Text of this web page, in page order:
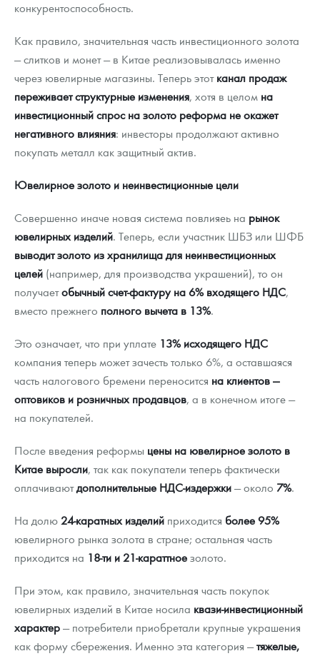
конкурентоспособность.
Как правило, значительная часть инвестиционного золота
— слитков и монет — в Китае реализовывалась именно
через ювелирные магазины. Теперь этотканал продаж
переживает структурные изменения, хотя в целом на
инвестиционный спрос на золото реформа не окажет
негативного влияния: инвесторы продолжают активно
покупать металл как защитный актив.
Ювелирное золото и неинвестиционные цели
Совершенно иначе новая система повлияеь на рынок
ювелирных изделий. Теперь, если участник ШБЗ или ШФБ
выводит золото из хранилища для неинвестиционных
целей (например, для производства украшений), то он
получаетобычный счет-фактуру на 6% входящего НДС,
вместо прежнего полного вычета в 13%.
Это означает, что при уплате 13% исходящего НДС
компания теперь может зачесть только 6%, а оставшаяся
часть налогового бремени переносится на клиентов —
оптовиков и розничных продавцов, а в конечном итоге —
на покупателей.
После введения реформы цены на ювелирное золото в
Китае выросли, так как покупатели теперь фактически
оплачиваютдополнительные НДС-издержки— около 7%.
На долю24-каратных изделий приходится более 95%
ювелирного рынка золота в стране; остальная часть
приходится на 18-ти и 21-караттноезолото.
При этом, как правило, значительная часть покупок
ювелирных изделий в Китае носила квази-инвестиционный
характер— потребители приобретали крупные украшения
как форму сбережения. Именно эта категория —тяжелые,